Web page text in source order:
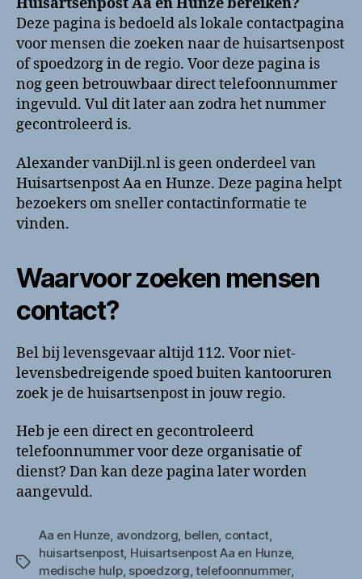
Hunze
bellen?
Telefoonnummer
en
contactinformatie
Deze pagina is bedoeld als lokale contactpagina
voor mensen die zoeken naar de huisartsenpost
of spoedzorg in de regio. Voor deze pagina is
nog geen betrouwbaar direct telefoonnummer
ingevuld. Vul dit later aan zodra het nummer
gecontroleerd is.
Alexander vanDijl.nl is geen onderdeel van
Huisartsenpost Aa en Hunze. Deze pagina helpt
bezoekers om sneller contactinformatie te
vinden.
Waarvoor zoeken mensen
contact?
Bel bij levensgevaar altijd 112. Voor niet-
levensbedreigende spoed buiten kantooruren
zoek je de huisartsenpost in jouw regio.
Heb je een direct en gecontroleerd
telefoonnummer voor deze organisatie of
dienst? Dan kan deze pagina later worden
aangevuld.
Tags
Aa en Hunze, avondzorg, bellen, contact,
huisartsenpost, Huisartsenpost Aa en Hunze,
medische hulp, spoedzorg,telefoonnummer,